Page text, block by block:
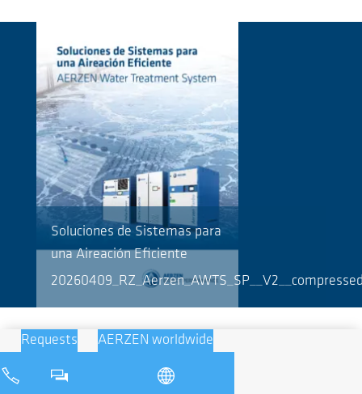
Soluciones de Sistemas para
una Aireación Eficiente
Requests AERZEN worldwide